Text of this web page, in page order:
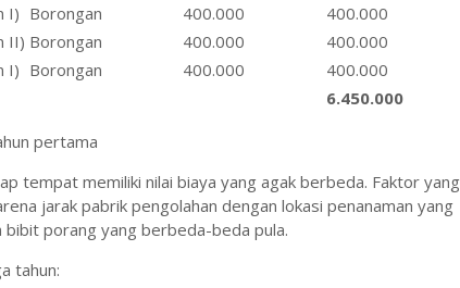
I) Borongan 400.000
400.000
II) Borongan 400.000
400.000
I) Borongan 400.000
400.000
6.450.000
pertama
tempat memiliki nilai biaya yang agak berbeda. Faktor yang
jarak pabrik pengolahan dengan lokasi penanaman yang
porang yang berbeda-beda pula.
tahun: